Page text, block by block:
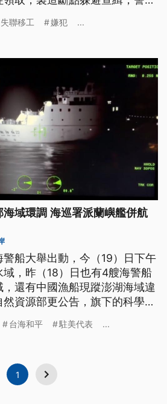
進行醫美行為。
失聯移工 嫌犯 ...
域環調 海巡署派蘭嶼艦併航
船大舉出動，今（19）日下午
，昨（18）日也有4艘海警船
還有中國漁船現蹤澎湖海域違
資源部更公告，旗下的科學研
對此海巡署派出「蘭嶼艦」併航
台海和平 駐美代表 ...
1